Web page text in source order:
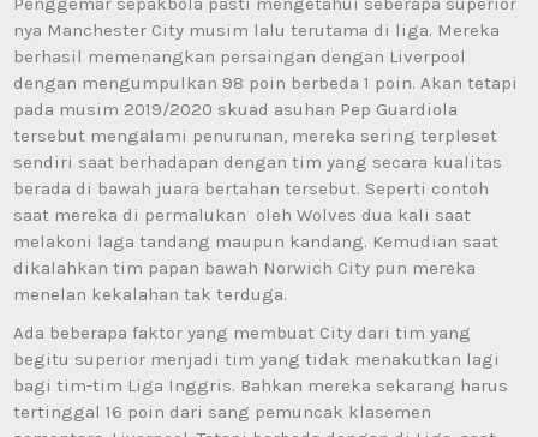
nya Manchester City musim lalu terutama di liga. Mereka
berhasil memenangkan persaingan dengan Liverpool
dengan mengumpulkan 98 poin berbeda 1 poin. Akan tetapi
pada musim 2019/2020 skuad asuhan Pep Guardiola
tersebut mengalami penurunan, mereka sering terpleset
sendiri saat berhadapan dengan tim yang secara kualitas
berada di bawah juara bertahan tersebut. Seperti contoh
saat mereka di permalukan oleh Wolves dua kali saat
melakoni laga tandang maupun kandang. Kemudian saat
dikalahkan tim papan bawah Norwich City pun mereka
menelan kekalahan tak terduga.
Ada beberapa faktor yang membuat City dari tim yang
begitu superior menjadi tim yang tidak menakutkan lagi
bagi tim-tim Liga Inggris. Bahkan mereka sekarang harus
tertinggal 16 poin dari sang pemuncak klasemen